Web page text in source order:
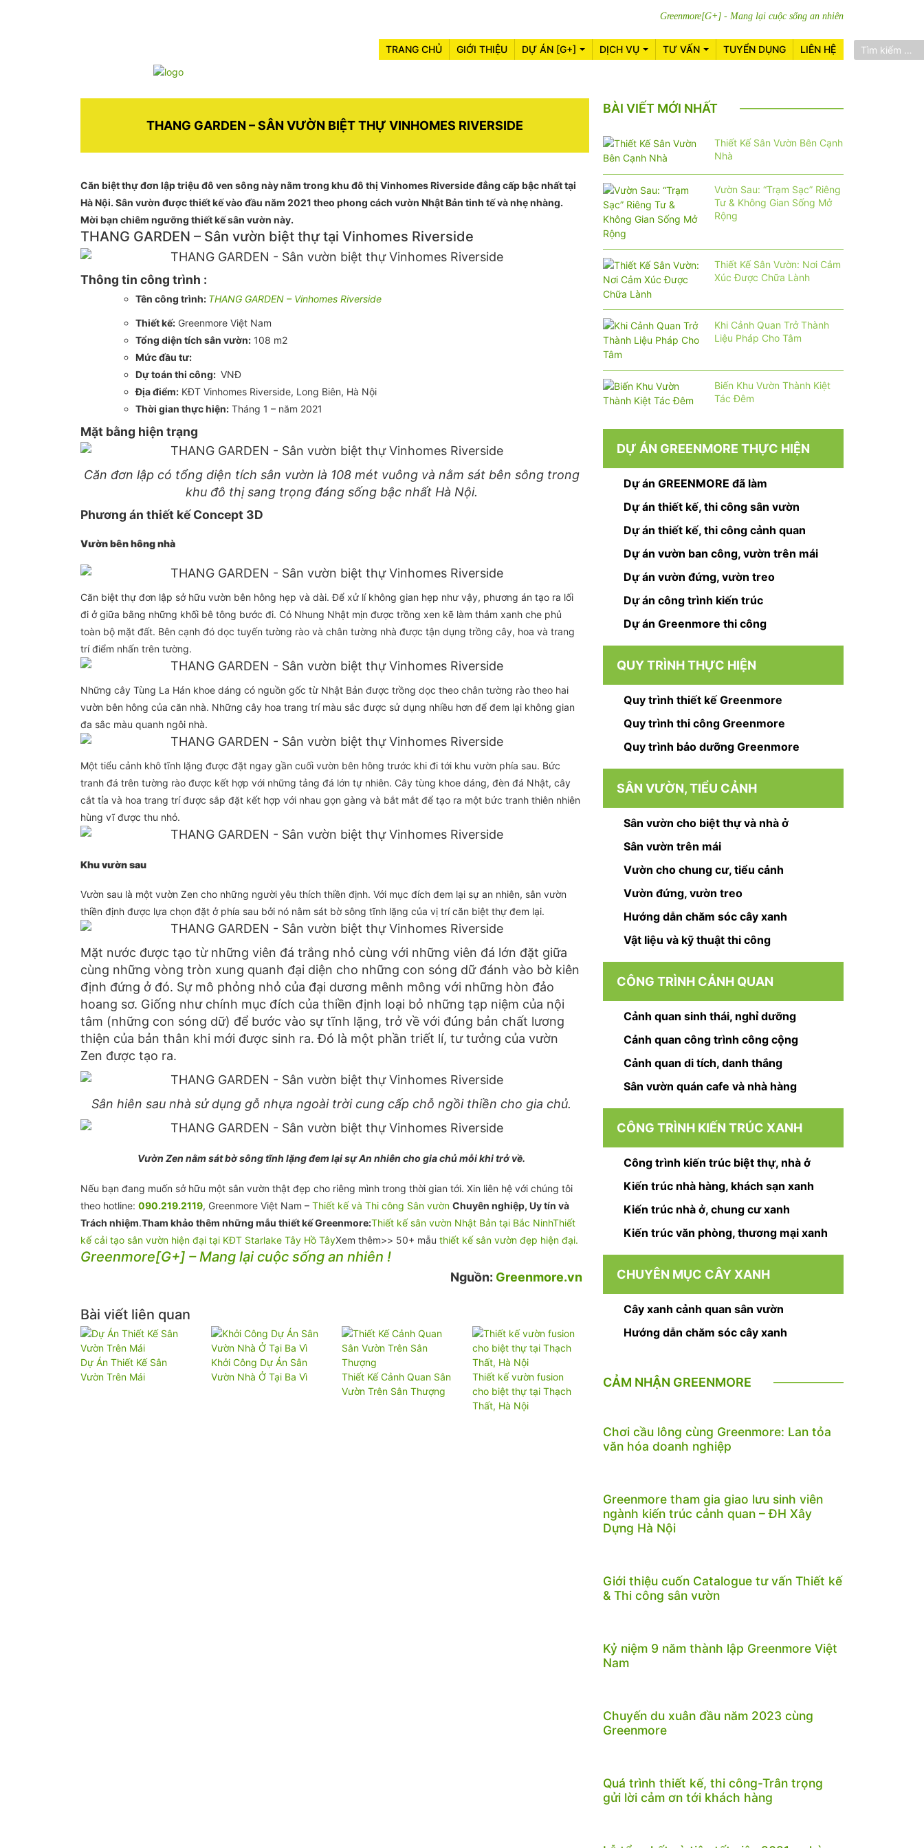
Greenmore[G+] - Mang lại cuộc sống an nhiên
TRANG CHỦ GIỚI THIỆU DỰ ÁN [G+] DỊCH VỤ TƯ VẤN TUYỂN DỤNG LIÊN HỆ
THANG GARDEN – SÂN VƯỜN BIỆT THỰ VINHOMES RIVERSIDE
Căn biệt thự đơn lập triệu đô ven sông này nằm trong khu đô thị Vinhomes Riverside đẳng cấp bậc nhất tại
Hà Nội. Sân vườn được thiết kế vào đầu năm 2021 theo phong cách vườn Nhật Bản tinh tế và nhẹ nhàng.
Mời bạn chiêm ngưỡng thiết kế sân vườn này.
THANG GARDEN – Sân vườn biệt thự tại Vinhomes Riverside
Thông tin công trình :
Tên công trình: THANG GARDEN – Vinhomes Riverside
Thiết kế: Greenmore Việt Nam
Tổng diện tích sân vườn: 108 m2
Mức đầu tư:
Dự toán thi công: VNĐ
Địa điểm: KĐT Vinhomes Riverside, Long Biên, Hà Nội
Thời gian thực hiện: Tháng 1 – năm 2021
Mặt bằng hiện trạng
Căn đơn lập có tổng diện tích sân vườn là 108 mét vuông và nằm sát bên sông trong
khu đô thị sang trọng đáng sống bậc nhất Hà Nội.
Phương án thiết kế Concept 3D
Vườn bên hông nhà
Căn biệt thự đơn lập sở hữu vườn bên hông hẹp và dài. Để xử lí không gian hẹp như vậy, phương án tạo ra lối
đi ở giữa bằng những khối bê tông bước đi. Cỏ Nhung Nhật mịn được trồng xen kẽ làm thảm xanh che phủ
toàn bộ mặt đất. Bên cạnh đó dọc tuyến tường rào và chân tường nhà được tận dụng trồng cây, hoa và trang
trí điểm nhấn trên tường.
Những cây Tùng La Hán khoe dáng có nguồn gốc từ Nhật Bản được trồng dọc theo chân tường rào theo hai
vườn bên hông của căn nhà. Những cây hoa trang trí màu sắc được sử dụng nhiều hơn để đem lại không gian
đa sắc màu quanh ngôi nhà.
Một tiểu cảnh khô tĩnh lặng được đặt ngay gần cuối vườn bên hông trước khi đi tới khu vườn phía sau. Bức
tranh đá trên tường rào được kết hợp với những tảng đá lớn tự nhiên. Cây tùng khoe dáng, đèn đá Nhật, cây
cắt tỉa và hoa trang trí được sắp đặt kết hợp với nhau gọn gàng và bắt mắt để tạo ra một bức tranh thiên nhiên
hùng vĩ được thu nhỏ.
Khu vườn sau
Vườn sau là một vườn Zen cho những người yêu thích thiền định. Với mục đích đem lại sự an nhiên, sân vườn
thiền định được lựa chọn đặt ở phía sau bởi nó nằm sát bờ sông tĩnh lặng của vị trí căn biệt thự đem lại.
Mặt nước được tạo từ những viên đá trắng nhỏ cùng với những viên đá lớn đặt giữa
cùng những vòng tròn xung quanh đại diện cho những con sóng dữ đánh vào bờ kiên
định đứng ở đó. Sự mô phỏng nhỏ của đại dương mênh mông với những hòn đảo
hoang sơ. Giống như chính mục đích của thiền định loại bỏ những tạp niệm của nội
tâm (những con sóng dữ) để bước vào sự tĩnh lặng, trở về với đúng bản chất lương
thiện của bản thân khi mới được sinh ra. Đó là một phần triết lí, tư tưởng của vườn
Zen được tạo ra.
Sân hiên sau nhà sử dụng gỗ nhựa ngoài trời cung cấp chỗ ngồi thiền cho gia chủ.
Vườn Zen nằm sát bờ sông tĩnh lặng đem lại sự An nhiên cho gia chủ mỗi khi trở về.
Nếu bạn đang muốn sở hữu một sân vườn thật đẹp cho riêng mình trong thời gian tới. Xin liên hệ với chúng tôi
theo hotline: 090.219.2119, Greenmore Việt Nam – Thiết kế và Thi công Sân vườn Chuyên nghiệp, Uy tín và
Trách nhiệm.Tham khảo thêm những mẫu thiết kế Greenmore:Thiết kế sân vườn Nhật Bản tại Bắc NinhThiết
kế cải tạo sân vườn hiện đại tại KĐT Starlake Tây Hồ TâyXem thêm>> 50+ mẫu thiết kế sân vườn đẹp hiện đại.
Greenmore[G+] – Mang lại cuộc sống an nhiên !
Nguồn: Greenmore.vn
Bài viết liên quan
Dự Án Thiết Kế Sân
Vườn Trên Mái
Khởi Công Dự Án Sân
Vườn Nhà Ở Tại Ba Vì
Thiết Kế Cảnh Quan Sân
Vườn Trên Sân Thượng
Thiết kế vườn fusion
cho biệt thự tại Thạch
Thất, Hà Nội
BÀI VIẾT MỚI NHẤT
Thiết Kế Sân Vườn Bên Cạnh
Nhà
Vườn Sau: “Trạm Sạc” Riêng
Tư & Không Gian Sống Mở
Rộng
Thiết Kế Sân Vườn: Nơi Cảm
Xúc Được Chữa Lành
Khi Cảnh Quan Trở Thành
Liệu Pháp Cho Tâm
Biến Khu Vườn Thành Kiệt
Tác Đêm
DỰ ÁN GREENMORE THỰC HIỆN
Dự án GREENMORE đã làm
Dự án thiết kế, thi công sân vườn
Dự án thiết kế, thi công cảnh quan
Dự án vườn ban công, vườn trên mái
Dự án vườn đứng, vườn treo
Dự án công trình kiến trúc
Dự án Greenmore thi công
QUY TRÌNH THỰC HIỆN
Quy trình thiết kế Greenmore
Quy trình thi công Greenmore
Quy trình bảo dưỡng Greenmore
SÂN VƯỜN, TIỂU CẢNH
Sân vườn cho biệt thự và nhà ở
Sân vườn trên mái
Vườn cho chung cư, tiểu cảnh
Vườn đứng, vườn treo
Hướng dẫn chăm sóc cây xanh
Vật liệu và kỹ thuật thi công
CÔNG TRÌNH CẢNH QUAN
Cảnh quan sinh thái, nghỉ dưỡng
Cảnh quan công trình công cộng
Cảnh quan di tích, danh thắng
Sân vườn quán cafe và nhà hàng
CÔNG TRÌNH KIẾN TRÚC XANH
Công trình kiến trúc biệt thự, nhà ở
Kiến trúc nhà hàng, khách sạn xanh
Kiến trúc nhà ở, chung cư xanh
Kiến trúc văn phòng, thương mại xanh
CHUYÊN MỤC CÂY XANH
Cây xanh cảnh quan sân vườn
Hướng dẫn chăm sóc cây xanh
CẢM NHẬN GREENMORE
Chơi cầu lông cùng Greenmore: Lan tỏa
văn hóa doanh nghiệp
Greenmore tham gia giao lưu sinh viên
ngành kiến trúc cảnh quan – ĐH Xây
Dựng Hà Nội
Giới thiệu cuốn Catalogue tư vấn Thiết kế
& Thi công sân vườn
Kỷ niệm 9 năm thành lập Greenmore Việt
Nam
Chuyến du xuân đầu năm 2023 cùng
Greenmore
Quá trình thiết kế, thi công-Trân trọng
gửi lời cảm ơn tới khách hàng